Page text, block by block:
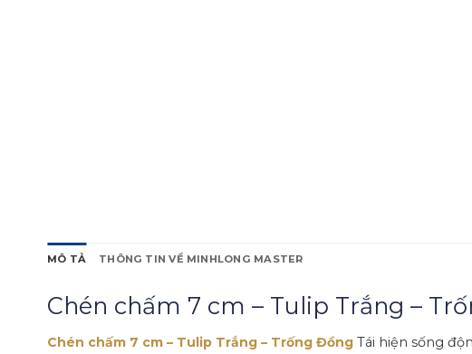
MÔ TẢ THÔNG TIN VỀ MINHLONG MASTER
Chén chấm 7 cm – Tulip Trắng –
Chén chấm 7 cm – Tulip Trắng – Trống Đồng Tái hiện sống